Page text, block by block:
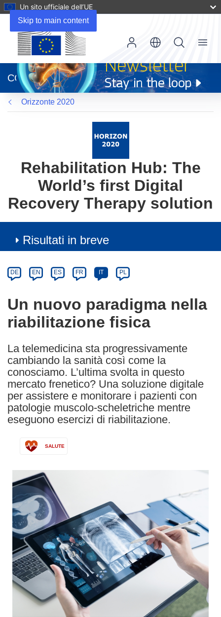
Skip to main content
Un sito ufficiale dell’UE
apre
in
una
nuova
finestra)
CORDIS
Menu
Orizzonte 2020
Rehabilitation Hub: The
World’s first Digital
Recovery Therapy solution
Risultati in breve
Category
Article
available
the
following
languages:
DE EN ES FR IT PL
Un nuovo paradigma nella
riabilitazione fisica
La telemedicina sta progressivamente
cambiando la sanità così come la
conosciamo. L’ultima svolta in questo
mercato frenetico? Una soluzione digitale
per assistere e monitorare i pazienti con
patologie muscolo-scheletriche mentre
eseguono esercizi di riabilitazione.
SALUTE